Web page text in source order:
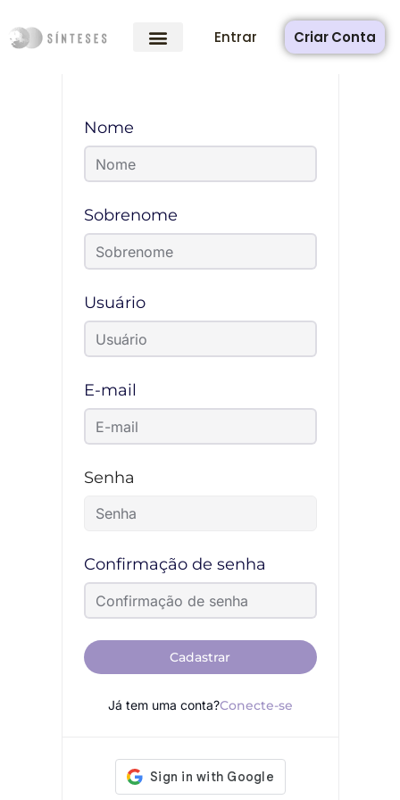
Entrar Criar Conta
Nome
Sobrenome
Usuário
E-mail
Senha
Confirmação de senha
Cadastrar
Já tem uma conta?Conecte-se